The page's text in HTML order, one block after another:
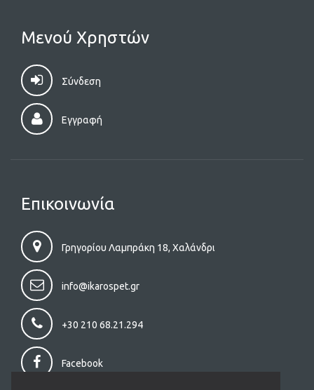
Μενού Χρηστών
Σύνδεση
Εγγραφή
Επικοινωνία
Γρηγορίου Λαμπράκη 18, Χαλάνδρι
info@ikarospet.gr
+30 210 68.21.294
Facebook